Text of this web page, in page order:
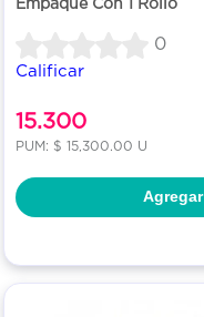
0
Calificar
15.300
PUM: $ 15,300.00 U
Agregar